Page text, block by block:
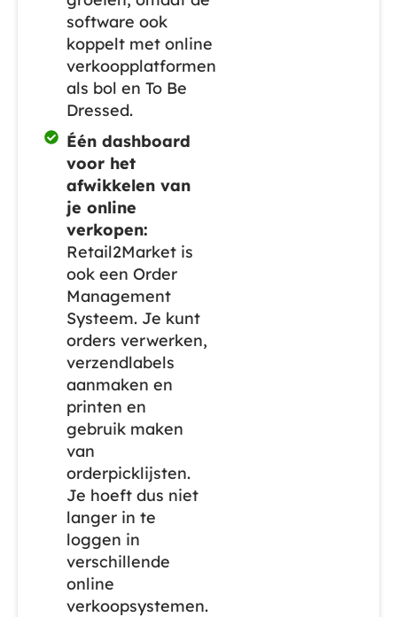
software ook
koppelt met online
verkoopplatformen
als bol en To Be
Dressed.
Één dashboard
voor het
afwikkelen van
je online
verkopen:
Retail2Market is
ook een Order
Management
Systeem. Je kunt
orders verwerken,
verzendlabels
aanmaken en
printen en
gebruik maken
van
orderpicklijsten.
Je hoeft dus niet
langer in te
loggen in
verschillende
online
verkoopsystemen.